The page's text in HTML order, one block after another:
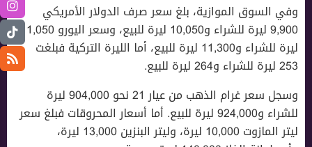
وفي السوق الموازية، بلغ سعر صرف الدولار الأمريكي
9,900 ليرة للشراء و10,050 ليرة للبيع، وسعر اليورو 11,050
ليرة للشراء و11,300 ليرة للبيع، أما الليرة التركية فبلغت
253 ليرة للشراء و264 ليرة للبيع.
وسجل سعر غرام الذهب من عيار 21 نحو 904,000 ليرة
للشراء و924,000 ليرة للبيع. أما أسعار المحروقات فبلغ سعر
ليتر المازوت 10,000 ليرة، وليتر البنزين 13,000 ليرة،